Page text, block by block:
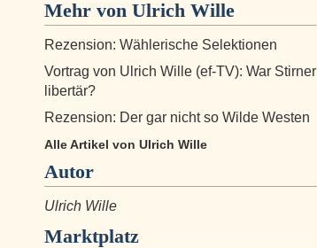
Mehr von Ulrich Wille
Rezension: Wählerische Selektionen
Vortrag von Ulrich Wille (ef-TV): War Stirner
libertär?
Rezension: Der gar nicht so Wilde Westen
Alle Artikel von Ulrich Wille
Autor
Ulrich Wille
Marktplatz